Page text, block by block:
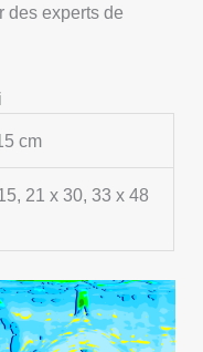
des experts de
cm
21 x 30, 33 x 48